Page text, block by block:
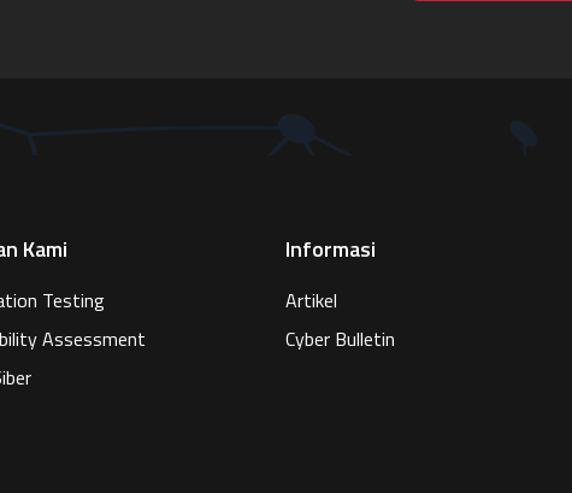
Kami
Testing
Assessment
Informasi
Artikel
Cyber Bulletin